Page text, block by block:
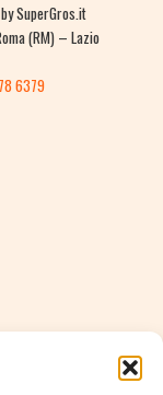
SuperGros.it
(RM) – Lazio
6379